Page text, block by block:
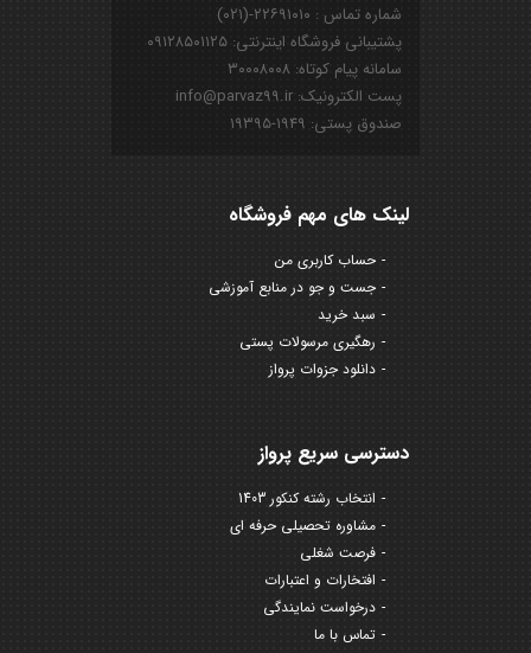
شماره تماس : ۲۲۶۹۱۰۱۰-(۰۲۱)
پشتیبانی فروشگاه اینترنتی: ۰۹۱۲۸۵۰۱۱۲۵
سامانه پیام کوتاه: ۳۰۰۰۸۰۰۸
پست الکترونیک: info@parvaz99.ir
صندوق پستی: ۱۹۴۹-۱۹۳۹۵
لینک های مهم فروشگاه
حساب کاربری من
جست و جو در منابع آموزشی
سبد خرید
رهگیری مرسولات پستی
دانلود جزوات پرواز
دسترسی سریع پرواز
انتخاب رشته کنکور 1403
مشاوره تحصیلی حرفه ای
فرصت شغلی
افتخارات و اعتبارات
درخواست نمایندگی
تماس با ما